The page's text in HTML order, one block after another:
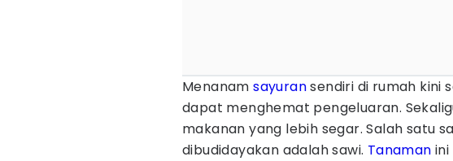
Menanamsayuransendiri di rumah kini
dapat menghemat pengeluaran.
makanan yang lebih segar. Salah satu
dibudidayakan adalah sawi. Tanaman